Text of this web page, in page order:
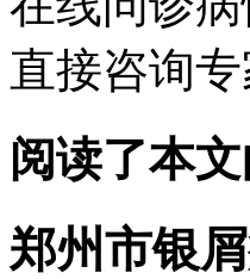
直接咨询专
阅读了本
郑州市银